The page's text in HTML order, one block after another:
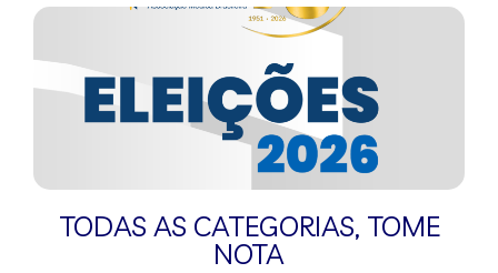
TODAS AS CATEGORIAS, TOME
NOTA